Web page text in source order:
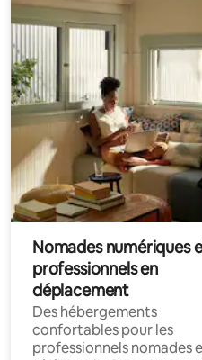
Nomades numériques
professionnels en
déplacement
Des hébergements
confortables pour les
professionnels nomades